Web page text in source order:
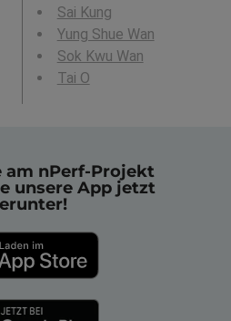
Sai Kung
Yung Shue Wan
Sok Kwu Wan
Tai O
am nPerf-Projekt
unsere App jetzt